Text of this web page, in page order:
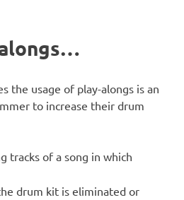
the usage of play-alongs is an
to increase their drum
tracks of a song in which
drum kit is eliminated or